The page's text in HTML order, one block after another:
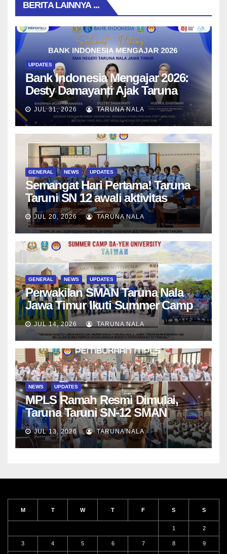
BERITA LAINNYA ...
UPDATES
Bank Indonesia Mengajar 2026:
Desty Damayanti Ajak Taruna
SMAN Taruna Nala Jawa Timur
Menjadi Generasi Pemimpin
Berwawasan Global
JUL 31, 2026 TARUNA NALA
GENERAL NEWS UPDATES
Semangat Hari Pertama! Taruna
Taruni SN 12 awali aktivitas
bersama Wali Kelas dan Tes
Asesmen Diagnostik
JUL 20, 2026 TARUNA NALA
GENERAL NEWS UPDATES
Perwakilan SMAN Taruna Nala
Jawa Timur Ikuti Summer Camp
di Da-Yeh University, Taiwan
JUL 14, 2026 TARUNA NALA
NEWS UPDATES
MPLS Ramah Resmi Dimulai,
Taruna Taruni SN-12 SMAN
Taruna Nala Jawa Timur Siap
Menjalani Tahun Ajaran Baru
JUL 13, 2026 TARUNA NALA
M T W T F S S
1 2
3 4 5 6 7 8 9